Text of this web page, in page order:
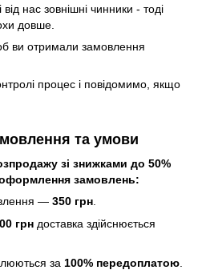
нас зовнішні чинники - тоді
довше.
ви отримали замовлення
процес і повідомимо, якщо
та умови
зі знижками до 50%
замовлень:
— 350 грн
грн доставка здійснюється
за 100% передоплатою